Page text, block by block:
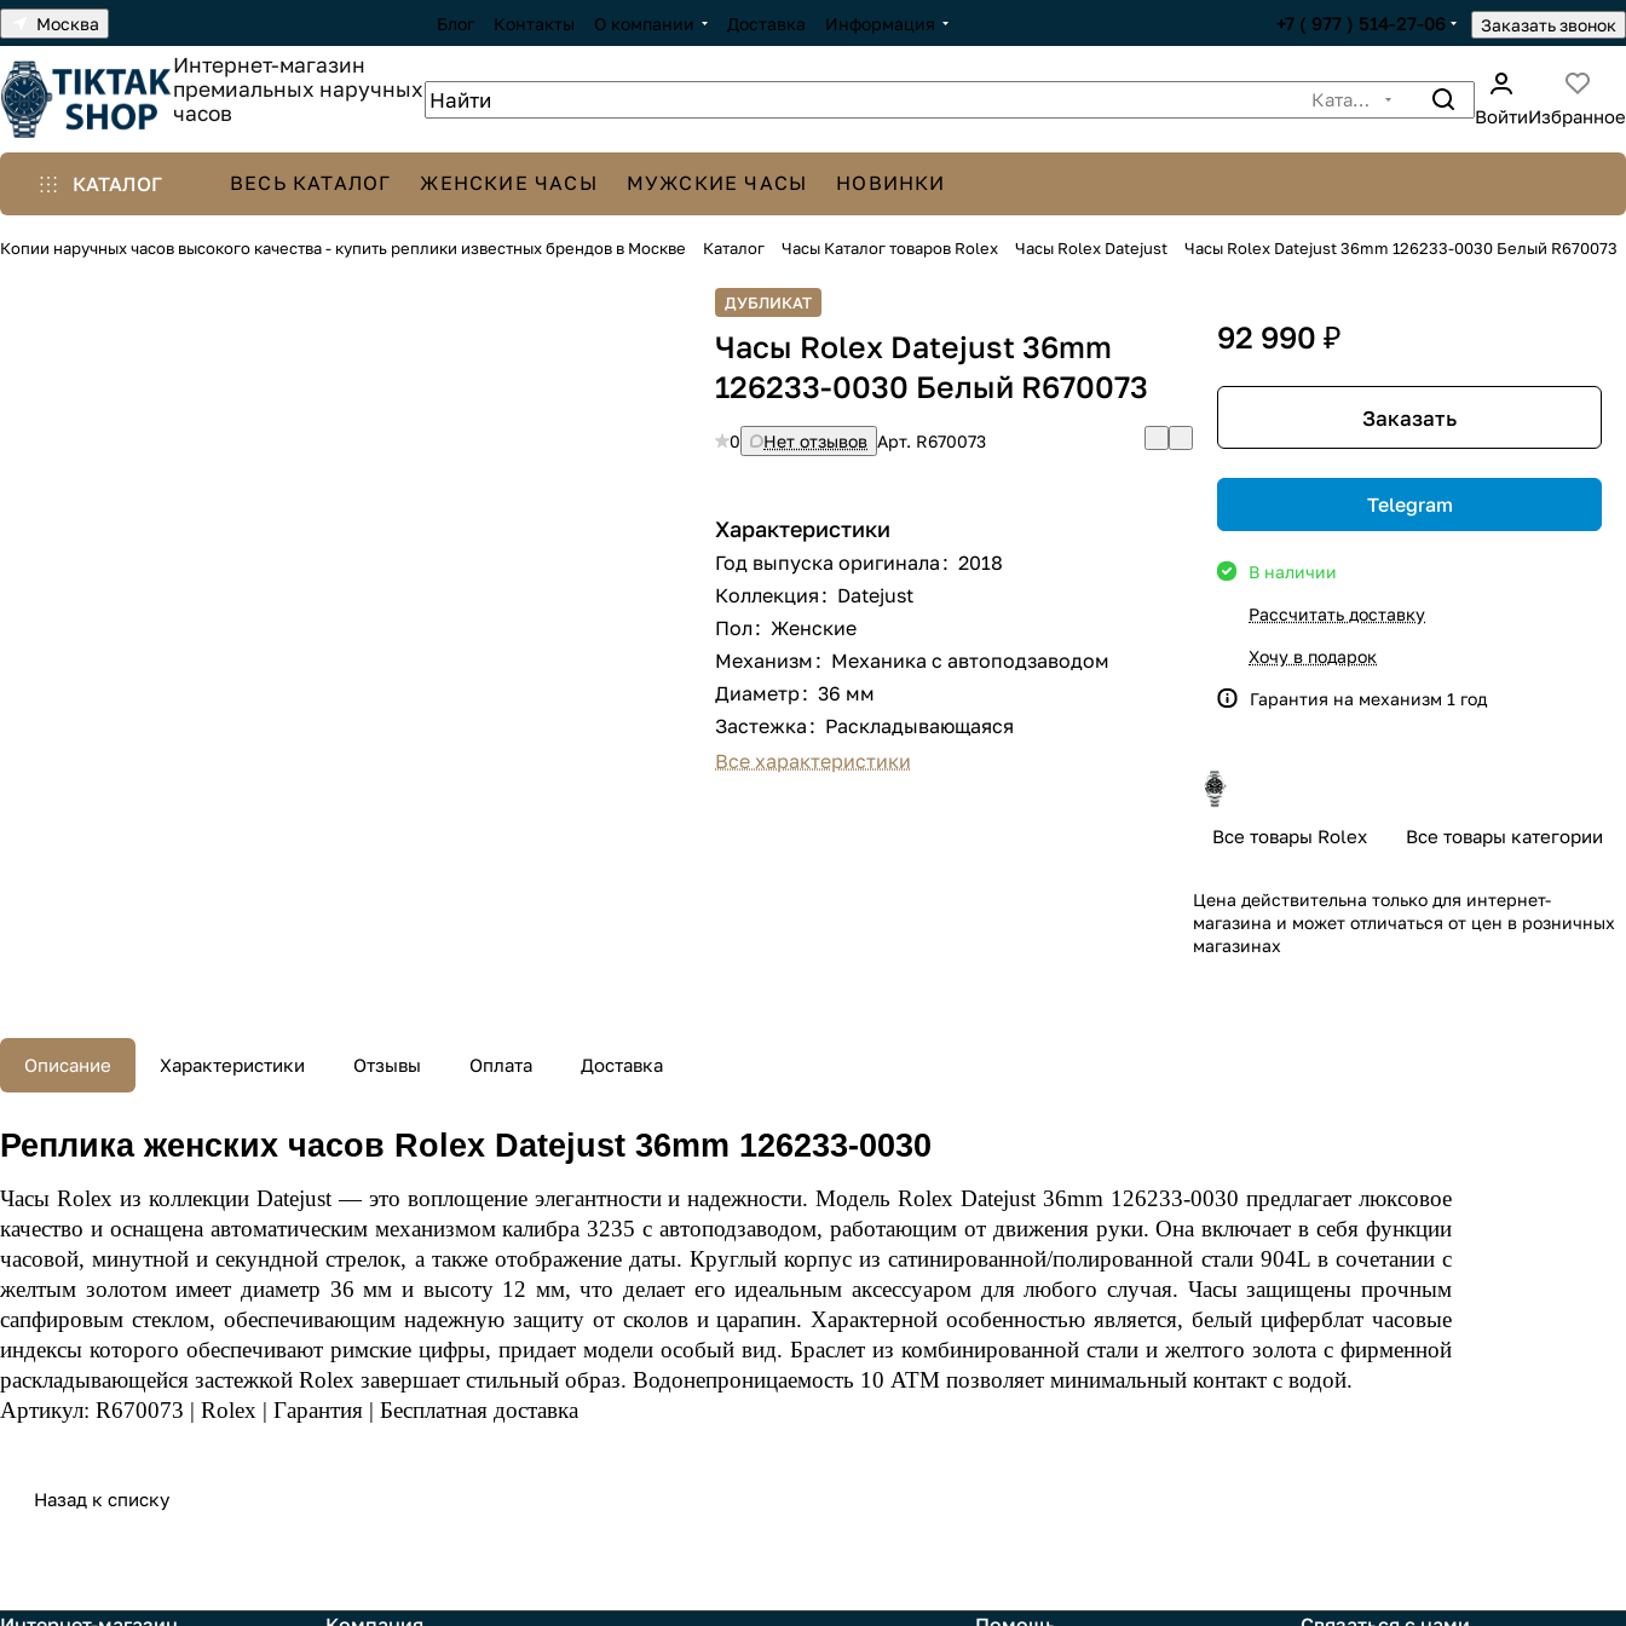
Москва Блог Контакты О компании Доставка Информация +7 ( 977 ) 514-27-06 Заказать звонок
Интернет-магазин
премиальных наручных
часов
ВойтиИзбранное
КАТАЛОГ ВЕСЬ КАТАЛОГ ЖЕНСКИЕ ЧАСЫ МУЖСКИЕ ЧАСЫ НОВИНКИ
Копии наручных часов высокого качества - купить реплики известных брендов в Москве Каталог Часы Каталог товаров Rolex Часы Rolex Datejust Часы Rolex Datejust 36mm 126233-0030 Белый R670073
ДУБЛИКАТ
Часы Rolex Datejust 36mm
126233-0030 Белый R670073
0 Нет отзывов Арт. R670073
Характеристики
Год выпуска оригинала : 2018
Коллекция : Datejust
Пол : Женские
Механизм : Механика с автоподзаводом
Диаметр: 36 мм
Застежка : Раскладывающаяся
Все характеристики
92 990 ₽
Заказать
Telegram
В наличии
Рассчитать доставку
Хочу в подарок
Гарантия на механизм 1 год
Все товары Rolex Все товары категории
Цена действительна только для интернет-
магазина и может отличаться от цен в розничных
магазинах
Описание Характеристики Отзывы Оплата Доставка
Реплика женских часов Rolex Datejust 36mm 126233-0030
Часы Rolex из коллекции Datejust— это воплощение элегантности и надежности. Модель Rolex Datejust 36mm 126233-0030 предлагает люксовое
качество и оснащена автоматическим механизмом калибра 3235 с автоподзаводом, работающим от движения руки. Она включает в себя функции
часовой, минутной и секундной стрелок, а также отображение даты. Круглый корпус из сатинированной/полированной стали 904L в сочетании с
желтым золотом имеет диаметр 36 мм и высоту 12 мм, что делает его идеальным аксессуаром для любого случая. Часы защищены прочным
сапфировым стеклом, обеспечивающим надежную защиту от сколов и царапин. Характерной особенностью является, белый циферблат часовые
индексы которого обеспечивают римские цифры, придает модели особый вид. Браслет из комбинированной стали и желтого золота с фирменной
раскладывающейся застежкой Rolex завершает стильный образ. Водонепроницаемость 10 ATM позволяет минимальный контакт с водой.
Артикул: R670073 | Rolex | Гарантия | Бесплатная доставка
Назад к списку